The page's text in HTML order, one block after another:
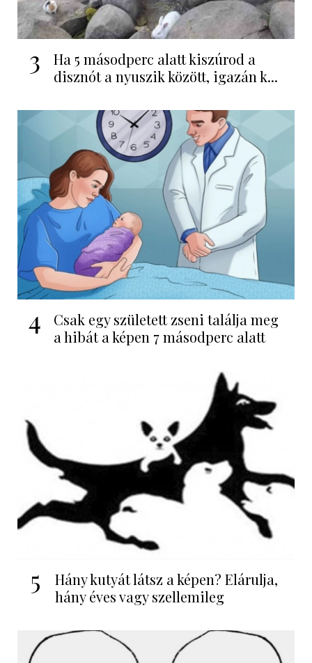
3
Ha 5 másodperc alatt kiszúrod a
disznót a nyuszik között, igazán k...
4
Csak egy született zseni találja meg
a hibát a képen 7 másodperc alatt
5
Hány kutyát látsz a képen? Elárulja,
hány éves vagy szellemileg